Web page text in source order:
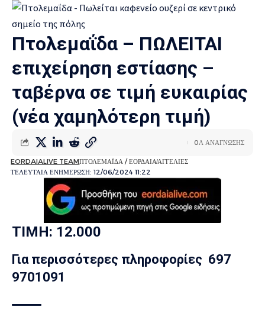
Πτολεμαΐδα – ΠΩΛΕΙΤΑΙ
επιχείρηση εστίασης –
ταβέρνα σε τιμή ευκαιρίας
(νέα χαμηλότερη τιμή)
ΤΕΛΕΥΤΑΙΑ ΕΝΗΜΕΡΩΣΗ: 12/06/2024 11:22
EORDAIALIVE TEAMΠΤΟΛΕΜΑΪΔΑ / ΕΟΡΔΑΙΑΑΓΓΕΛΙΕΣ
0Λ ΑΝΑΓΝΩΣΗΣ
ΤΙΜΗ: 12.000
Για περισσότερες πληροφορίες 697
9701091